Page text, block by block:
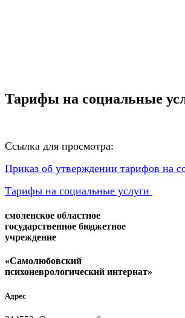
Тарифы на социальные
Ссылка для просмотра:
Приказ об утверждении тарифов на
Тарифы на социальные услуги
смоленское областное
государственное бюджетное
учреждение
«Самолюбовский
психоневрологический интернат»
Адрес